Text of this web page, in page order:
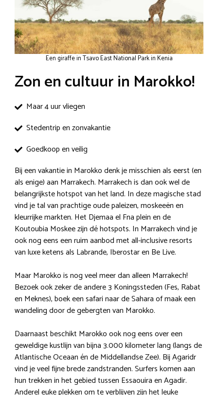
Een giraffe in Tsavo East National Park in Kenia
Zon en cultuur in Marokko!
Maar 4 uur vliegen
Stedentrip en zonvakantie
Goedkoop en veilig
Bij een vakantie in Marokko denk je misschien als eerst (en
als enige) aan Marrakech. Marrakech is dan ook wel de
belangrijkste hotspot van het land. In deze magische stad
vind je tal van prachtige oude paleizen, moskeeën en
kleurrijke markten. Het Djemaa el Fna plein en de
Koutoubia Moskee zijn dé hotspots. In Marrakech vind je
ook nog eens een ruim aanbod met all-inclusive resorts
van luxe ketens als Labrande, Iberostar en Be Live.
Maar Marokko is nog veel meer dan alleen Marrakech!
Bezoek ook zeker de andere 3 Koningssteden (Fes, Rabat
en Meknes), boek een safari naar de Sahara of maak een
wandeling door de gebergten van Marokko.
Daarnaast beschikt Marokko ook nog eens over een
geweldige kustlijn van bijna 3.000 kilometer lang (langs de
Atlantische Oceaan én de Middellandse Zee). Bij Agaridr
vind je veel fijne brede zandstranden. Surfers komen aan
hun trekken in het gebied tussen Essaouira en Agadir.
Anderel euke plekken om te verblijven zijn het leuke